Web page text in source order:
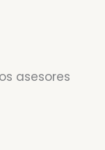
asesores